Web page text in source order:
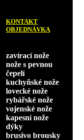
KONTAKT
OBJEDNÁVKA
zavírací nože
nože s pevnou
čepelí
kuchyňské nože
lovecké nože
rybářské nože
vojenské nože
kapesní nože
dýky
brusivo brousky